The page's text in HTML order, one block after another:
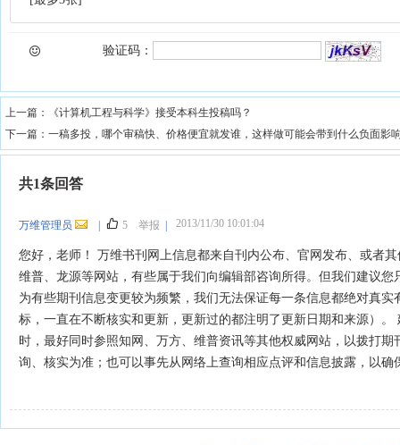
验证码：
上一篇：
《计算机工程与科学》接受本科生投稿吗？
下一篇： 一稿多投，哪个审稿快、价格便宜就发谁，这样做可能会带到什么负面影
共1条回答
万维管理员 5 举报 2013/11/30 10:01:04
您好，老师！ 万维书刊网上信息都来自刊内公布、官网发布、或者
维普、龙源等网站，有些属于我们向编辑部咨询所得。但我们建议您
为有些期刊信息变更较为频繁，我们无法保证每一条信息都绝对真实
标，一直在不断核实和更新，更新过的都注明了更新日期和来源）。
时，最好同时参照知网、万方、维普资讯等其他权威网站，以拨打期
询、核实为准；也可以事先从网络上查询相应点评和信息披露，以确